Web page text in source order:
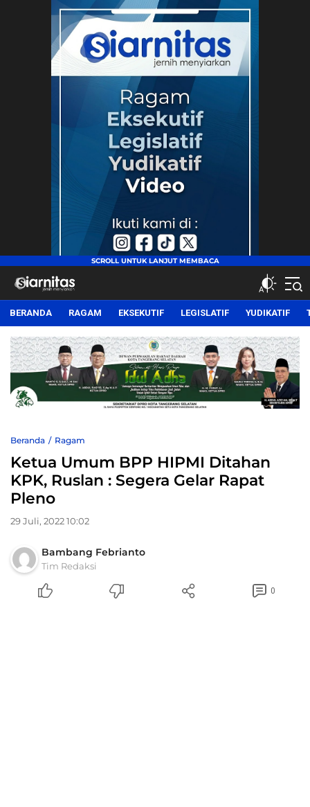
siarnitas
Jernih Menyiarkan
BERANDA RAGAM EKSEKUTIF LEGISLATIF YUDIKATIF
Beranda Ragam
Ketua Umum BPP HIPMI Ditahan
KPK, Ruslan : Segera Gelar Rapat
Pleno
29 Juli, 2022 10:02
Bambang Febrianto
Tim Redaksi
0